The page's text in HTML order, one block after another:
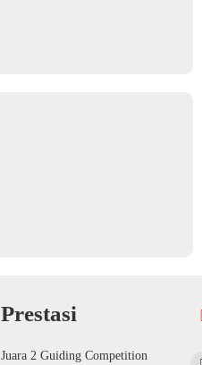
Prestasi
Juara 2 Guiding Competition